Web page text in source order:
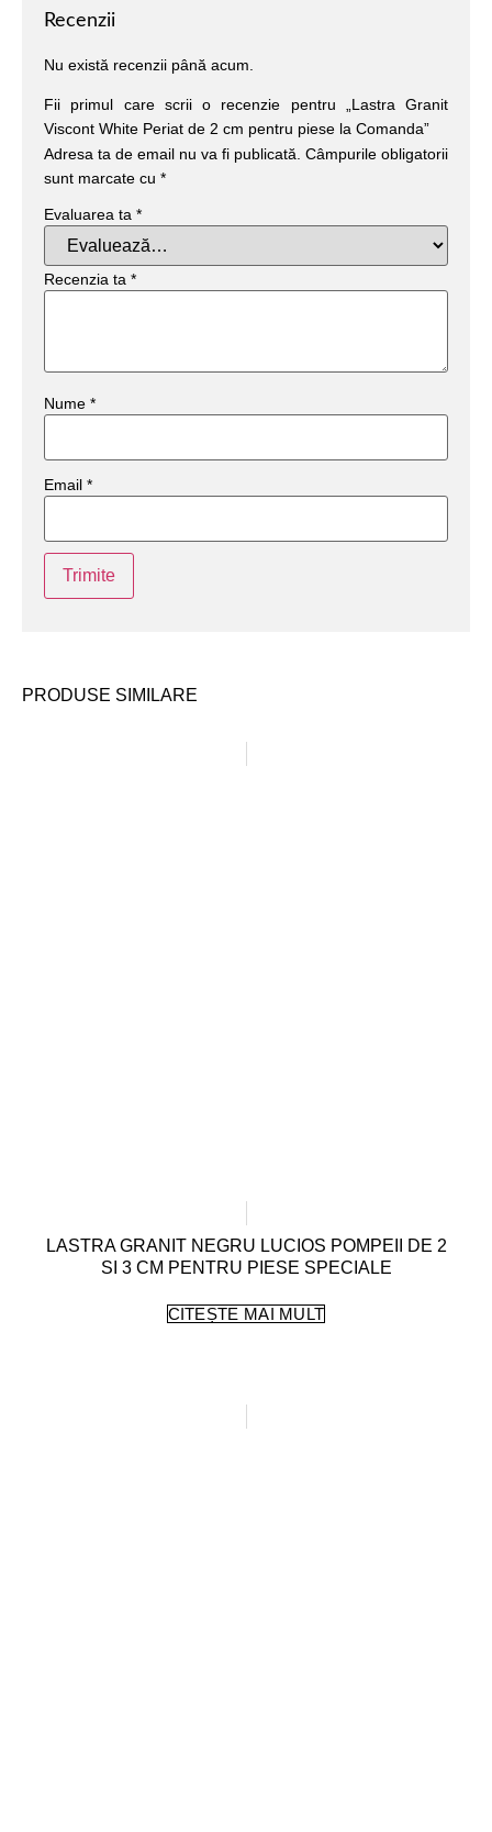
PRODUSE SIMILARE
LASTRA GRANIT NEGRU LUCIOS POMPEII DE 2
SI 3 CM PENTRU PIESE SPECIALE
CITEȘTE MAI MULT
Recenzii
Nu există recenzii până acum.
Fii primul care scrii o recenzie pentru „Lastra Granit
Viscont White Periat de 2 cm pentru piese la Comanda”
Adresa ta de email nu va fi publicată. Câmpurile obligatorii
sunt marcate cu *
Evaluarea ta *
Recenzia ta *
Nume *
Email *